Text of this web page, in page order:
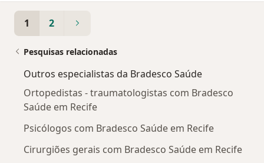
1 2
Pesquisas relacionadas
Outros especialistas da Bradesco Saúde
Ortopedistas - traumatologistas com Bradesco
Saúde em Recife
Psicólogos com Bradesco Saúde em Recife
Cirurgiões gerais com Bradesco Saúde em Recife